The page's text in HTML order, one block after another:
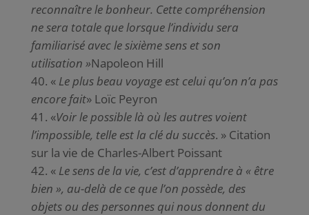
reconnaître le bonheur. Cette compréhension
ne sera totale que lorsque l’individu sera
familiarisé avec le sixième sens et son
utilisation »Napoleon Hill
« Le plus beau voyage est celui qu’on n’a pas
encore fait» Loïc Peyron
«Voir le possible là où les autres voient
l’impossible, telle est la clé du succès. » Citation
sur la vie de Charles-Albert Poissant
« Le sens de la vie, c’est d’apprendre à « être
bien », au-delà de ce que l’on possède, des
objets ou des personnes qui nous donnent du